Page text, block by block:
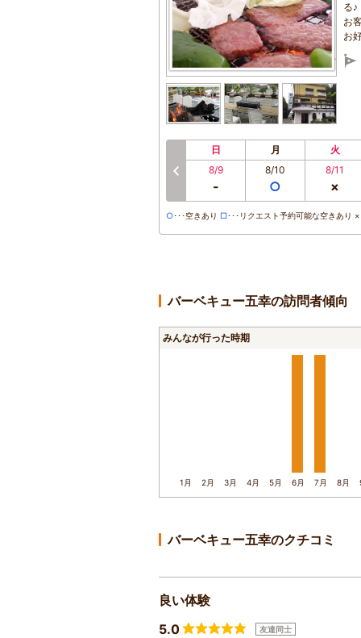
る♪
お
お
日 月
火
8/9
-
8/10
○
8/11
×
○･･･空きあり □･･･リクエスト予約可能な空きあり
バーベキュー五幸の訪問者傾向
みんなが行った時期
1月 2月 3月 4月 5月 6月 7月 8月
バーベキュー五幸のクチコミ
良い体験
5.0
友達同士